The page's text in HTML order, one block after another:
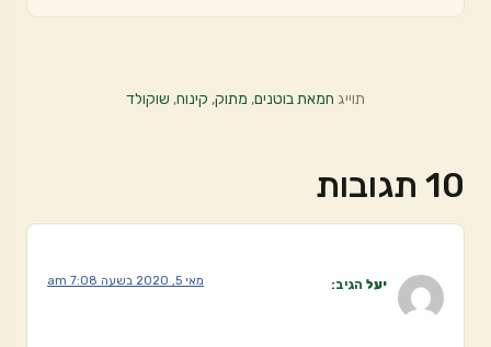
תוייג חמאת בוטנים, מתוק, קינוח, שוקולד
10 תגובות
יעל הגיב: מאי 5, 2020 בשעה 7:08 am